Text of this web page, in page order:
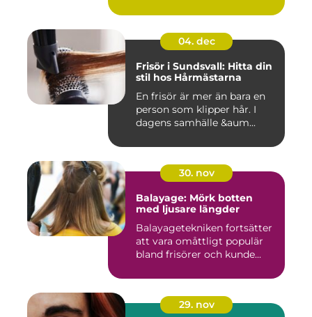
04. dec
Frisör i Sundsvall: Hitta din
stil hos Hårmästarna
En frisör är mer än bara en
person som klipper hår. I
dagens samhälle &aum...
30. nov
Balayage: Mörk botten
med ljusare längder
Balayagetekniken fortsätter
att vara omåttligt populär
bland frisörer och kunde...
29. nov